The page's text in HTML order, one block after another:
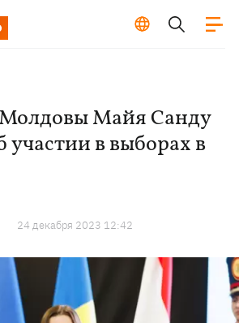
Майя Санду
участии в выборах в
24 декабря 2023 12:42